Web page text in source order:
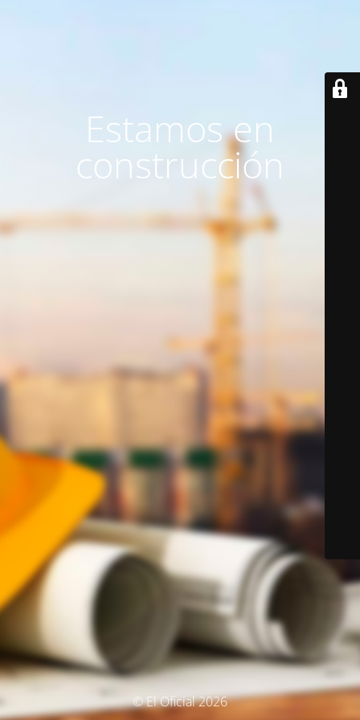
Estamos en
construcción
© El Oficial 2026